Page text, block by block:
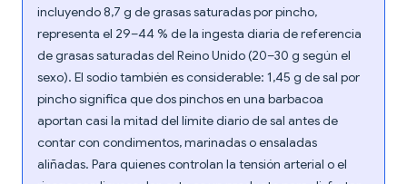
incluyendo 8,7 g de grasas saturadas por pincho,
representa el 29–44 % de la ingesta diaria de referencia
de grasas saturadas del Reino Unido (20–30 g según el
sexo). El sodio también es considerable: 1,45 g de sal por
pincho significa que dos pinchos en una barbacoa
aportan casi la mitad del límite diario de sal antes de
contar con condimentos, marinadas o ensaladas
aliñadas. Para quienes controlan la tensión arterial o el